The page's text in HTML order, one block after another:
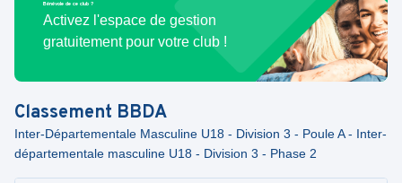
Bénévole de ce club ?
Activez l'espace de gestion
gratuitement pour votre club !
Classement BBDA
Inter-Départementale Masculine U18 - Division 3 - Poule A - Inter-
départementale masculine U18 - Division 3 - Phase 2